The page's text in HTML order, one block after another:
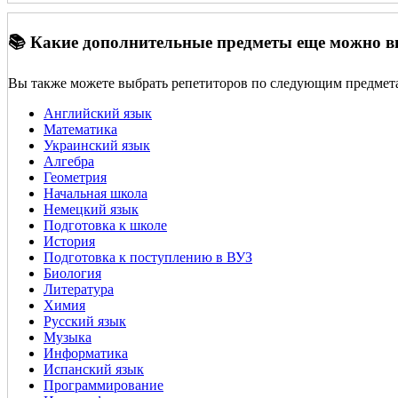
📚 Какие дополнительные предметы еще можно
Вы также можете выбрать репетиторов по следующим
Английский язык
Математика
Украинский язык
Алгебра
Геометрия
Начальная школа
Немецкий язык
Подготовка к школе
История
Подготовка к поступлению в ВУЗ
Биология
Литература
Химия
Русский язык
Музыка
Информатика
Испанский язык
Программирование